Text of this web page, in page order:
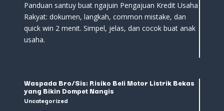
Panduan santuy buat ngajuin Pengajuan Kredit Usaha
Rakyat: dokumen, langkah, common mistake, dan
quick win 2 menit. Simpel, jelas, dan cocok buat anak
usaha.
Waspada Bro/Sis: Risiko Beli Motor Listrik Bekas
yang Bikin Dompet Nangis
Uncategorized